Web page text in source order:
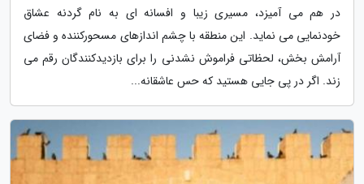
در هم می آمیزد، مسیری زیبا و افسانه ای به نام گردنه عشاق
خودنمایی می نماید. این منطقه با چشم اندازهای مسحورکننده و فضای
آرامش بخش، لحظاتی فراموش نشدنی را برای بازدیدکنندگان رقم می
زند. اگر در پی جایی هستید که حس عاشقانه...